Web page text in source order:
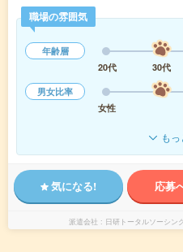
職場の雰囲気
年齢層
20代
30代
男女比率
女性
も
気になる! 応募
派遣会社 日研トータルソーシ